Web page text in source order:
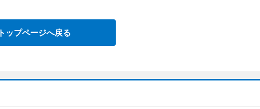
ップページへ戻る